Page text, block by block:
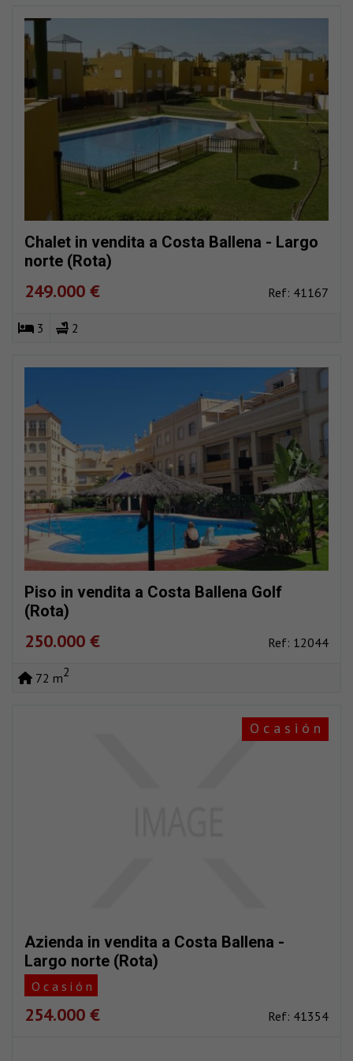
Chalet in vendita a Costa Ballena - Largo
norte (Rota)
249.000 € Ref: 41167
3 2
Piso in vendita a Costa Ballena Golf
(Rota)
250.000 € Ref: 12044
72 m2
O c a s i ó n
Azienda in vendita a Costa Ballena -
Largo norte (Rota)
O c a s i ó n
254.000 € Ref: 41354